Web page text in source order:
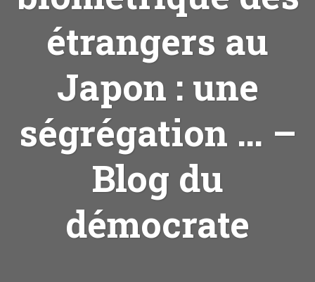
étrangers au
Japon : une
ségrégation … –
Blog du
démocrate